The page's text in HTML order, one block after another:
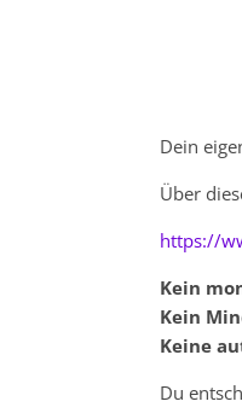
Dein
Über
https://
Kein
Kein
Keine
Du